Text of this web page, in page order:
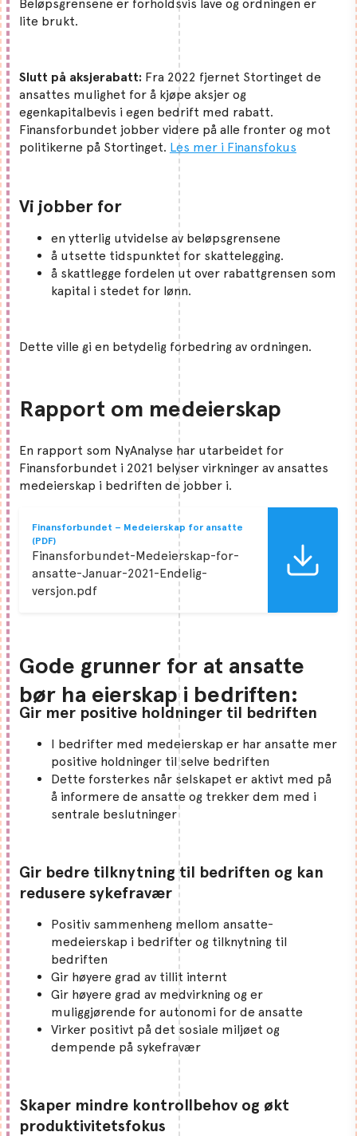
Beløpsgrensene er forholdsvis lave og ordningen er
lite brukt.
Slutt på aksjerabatt: Fra 2022 fjernet Stortinget de
ansattes mulighet for å kjøpe aksjer og
egenkapitalbevis i egen bedrift med rabatt.
Finansforbundet jobber videre på alle fronter og mot
politikerne på Stortinget. Les mer i Finansfokus
Vi jobber for
en ytterlig utvidelse av beløpsgrensene
å utsette tidspunktet for skattelegging.
å skattlegge fordelen ut over rabattgrensen som
kapital i stedet for lønn.
Dette ville gi en betydelig forbedring av ordningen.
Rapport om medeierskap
En rapport som NyAnalyse har utarbeidet for
Finansforbundet i 2021 belyser virkninger av ansattes
medeierskap i bedriften de jobber i.
Finansforbundet – Medeierskap for ansatte
(PDF)
Finansforbundet-Medeierskap-for-
ansatte-Januar-2021-Endelig-
versjon.pdf
Gode grunner for at ansatte
bør ha eierskap i bedriften:
Gir mer positive holdninger til bedriften
I bedrifter med medeierskap er har ansatte mer
positive holdninger til selve bedriften
Dette forsterkes når selskapet er aktivt med på
å informere de ansatte og trekker dem med i
sentrale beslutninger
Gir bedre tilknytning til bedriften og kan
redusere sykefravær
Positiv sammenheng mellom ansatte-
medeierskap i bedrifter og tilknytning til
bedriften
Gir høyere grad av tillit internt
Gir høyere grad av medvirkning og er
muliggjørende for autonomi for de ansatte
Virker positivt på det sosiale miljøet og
dempende på sykefravær
Skaper mindre kontrollbehov og økt
produktivitetsfokus